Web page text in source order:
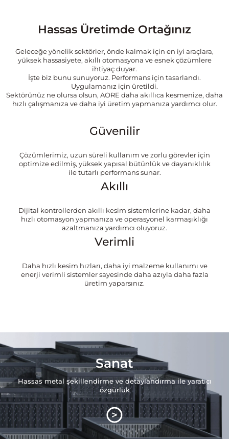
Hassas Üretimde Ortağınız
Geleceğe yönelik sektörler, önde kalmak için en iyi araçlara,
yüksek hassasiyete, akıllı otomasyona ve esnek çözümlere
ihtiyaç duyar.
İşte biz bunu sunuyoruz. Performans için tasarlandı.
Uygulamanız için üretildi.
Sektörünüz ne olursa olsun, AORE daha akıllıca kesmenize, daha
hızlı çalışmanıza ve daha iyi üretim yapmanıza yardımcı olur.
Güvenilir
Çözümlerimiz, uzun süreli kullanım ve zorlu görevler için
optimize edilmiş, yüksek yapısal bütünlük ve dayanıklılık
ile tutarlı performans sunar.
Akıllı
Dijital kontrollerden akıllı kesim sistemlerine kadar, daha
hızlı otomasyon yapmanıza ve operasyonel karmaşıklığı
azaltmanıza yardımcı oluyoruz.
Verimli
Daha hızlı kesim hızları, daha iyi malzeme kullanımı ve
enerji verimli sistemler sayesinde daha azıyla daha fazla
üretim yaparsınız.
Sanat
Hassas metal şekillendirme ve detaylandırma ile yaratıcı
özgürlük
>